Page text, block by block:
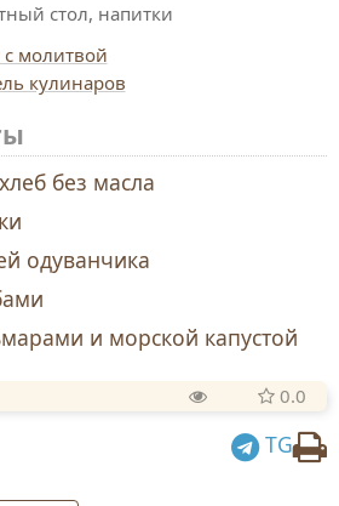
стол, напитки
молитвой
кулинаров
без масла
одуванчика
и морской капустой
0.0
TG